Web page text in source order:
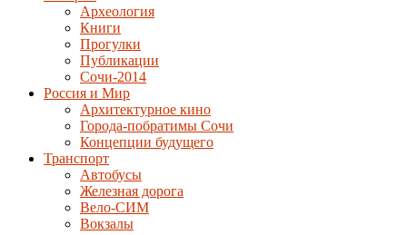
Археология
Книги
Прогулки
Публикации
Сочи-2014
Россия и Мир
Архитектурное кино
Города-побратимы Сочи
Концепции будущего
Транспорт
Автобусы
Железная дорога
Вело-СИМ
Вокзалы